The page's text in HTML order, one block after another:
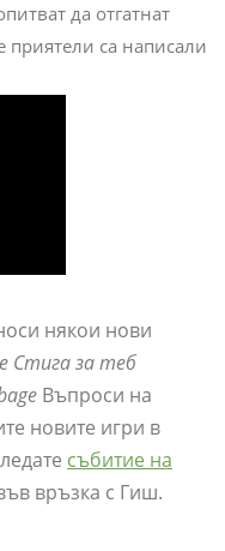
да отгатнат
приятели са написали
някои нови
Стига за теб
Въпроси на
новите игри в
събитие на
връзка с Гиш.